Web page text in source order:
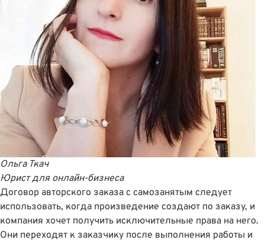
Ольга Ткач
Юрист для онлайн-бизнеса
Договор авторского заказа с самозанятым следует
использовать, когда произведение создают по заказу, и
компания хочет получить исключительные права на него.
Они переходят к заказчику после выполнения работы и